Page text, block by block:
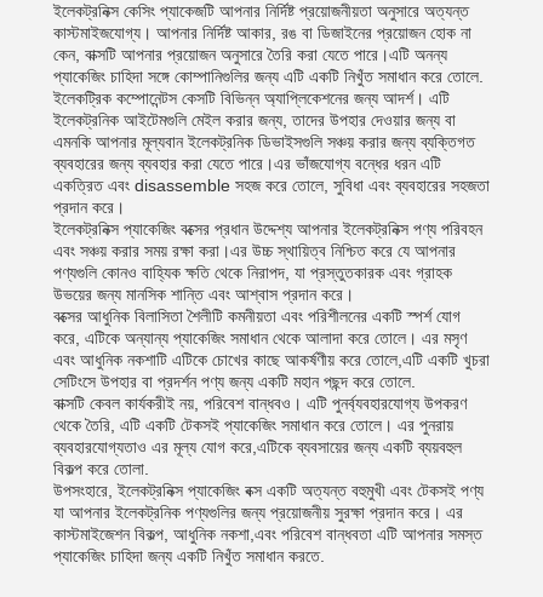
ইলেকট্রনিক্স কেসিং প্যাকেজটি আপনার নির্দিষ্ট প্রয়োজনীয়তা অনুসারে অত্যন্ত
কাস্টমাইজযোগ্য। আপনার নির্দিষ্ট আকার, রঙ বা ডিজাইনের প্রয়োজন হোক না
কেন, বাক্সটি আপনার প্রয়োজন অনুসারে তৈরি করা যেতে পারে।এটি অনন্য
প্যাকেজিং চাহিদা সঙ্গে কোম্পানিগুলির জন্য এটি একটি নিখুঁত সমাধান করে তোলে.
ইলেকট্রিক কম্পোনেন্টস কেসটি বিভিন্ন অ্যাপ্লিকেশনের জন্য আদর্শ। এটি
ইলেকট্রনিক আইটেমগুলি মেইল করার জন্য, তাদের উপহার দেওয়ার জন্য বা
এমনকি আপনার মূল্যবান ইলেকট্রনিক ডিভাইসগুলি সঞ্চয় করার জন্য ব্যক্তিগত
ব্যবহারের জন্য ব্যবহার করা যেতে পারে।এর ভাঁজযোগ্য বন্ধের ধরন এটি
একত্রিত এবং disassemble সহজ করে তোলে, সুবিধা এবং ব্যবহারের সহজতা
প্রদান করে।
ইলেকট্রনিক্স প্যাকেজিং বক্সের প্রধান উদ্দেশ্য আপনার ইলেকট্রনিক্স পণ্য পরিবহন
এবং সঞ্চয় করার সময় রক্ষা করা।এর উচ্চ স্থায়িত্ব নিশ্চিত করে যে আপনার
পণ্যগুলি কোনও বাহ্যিক ক্ষতি থেকে নিরাপদ, যা প্রস্তুতকারক এবং গ্রাহক
উভয়ের জন্য মানসিক শান্তি এবং আশ্বাস প্রদান করে।
বক্সের আধুনিক বিলাসিতা শৈলীটি কমনীয়তা এবং পরিশীলনের একটি স্পর্শ যোগ
করে, এটিকে অন্যান্য প্যাকেজিং সমাধান থেকে আলাদা করে তোলে। এর মসৃণ
এবং আধুনিক নকশাটি এটিকে চোখের কাছে আকর্ষণীয় করে তোলে,এটি একটি খুচরা
সেটিংসে উপহার বা প্রদর্শন পণ্য জন্য একটি মহান পছন্দ করে তোলে.
বাক্সটি কেবল কার্যকরীই নয়, পরিবেশ বান্ধবও। এটি পুনর্ব্যবহারযোগ্য উপকরণ
থেকে তৈরি, এটি একটি টেকসই প্যাকেজিং সমাধান করে তোলে। এর পুনরায়
ব্যবহারযোগ্যতাও এর মূল্য যোগ করে,এটিকে ব্যবসায়ের জন্য একটি ব্যয়বহুল
বিকল্প করে তোলা.
উপসংহারে, ইলেকট্রনিক্স প্যাকেজিং বক্স একটি অত্যন্ত বহুমুখী এবং টেকসই পণ্য
যা আপনার ইলেকট্রনিক পণ্যগুলির জন্য প্রয়োজনীয় সুরক্ষা প্রদান করে। এর
কাস্টমাইজেশন বিকল্প, আধুনিক নকশা,এবং পরিবেশ বান্ধবতা এটি আপনার সমস্ত
প্যাকেজিং চাহিদা জন্য একটি নিখুঁত সমাধান করতে.